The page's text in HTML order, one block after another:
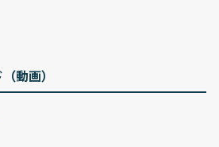
動画）